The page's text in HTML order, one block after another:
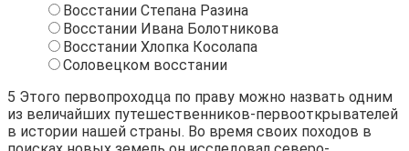
Восстании Степана Разина
Восстании Ивана Болотникова
Восстании Хлопка Косолапа
Соловецком восстании
5 Этого первопроходца по праву можно назвать одним
из величайших путешественников-первооткрывателей
в истории нашей страны. Во время своих походов в